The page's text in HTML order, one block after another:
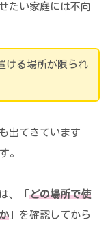
たい家庭には不向
ける場所が限られ
出てきています
。
、「 どの場所で使
」を確認してから